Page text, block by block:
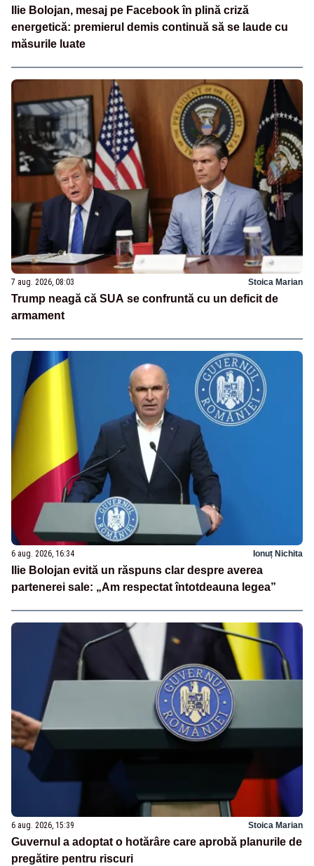
Ilie Bolojan, mesaj pe Facebook în plină criză
energetică: premierul demis continuă să se laude cu
măsurile luate
7 aug. 2026, 08:03 Stoica Marian
Trump neagă că SUA se confruntă cu un deficit de
armament
6 aug. 2026, 16:34 Ionuț Nichita
Ilie Bolojan evită un răspuns clar despre averea
partenerei sale: „Am respectat întotdeauna legea”
6 aug. 2026, 15:39 Stoica Marian
Guvernul a adoptat o hotărâre care aprobă planurile de
pregătire pentru riscuri